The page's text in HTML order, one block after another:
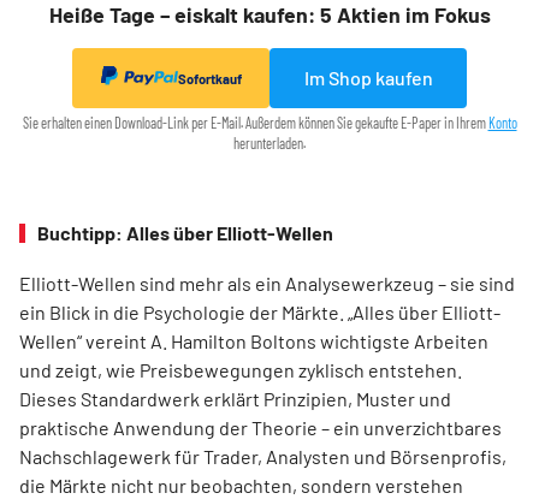
Heiße Tage – eiskalt kaufen: 5 Aktien im Fokus
Sofortkauf Im Shop kaufen
Sie erhalten einen Download-Link per E-Mail. Außerdem können Sie gekaufte E-Paper in Ihrem Konto
herunterladen.
Buchtipp: Alles über Elliott-Wellen
Elliott-Wellen sind mehr als ein Analysewerkzeug – sie sind
ein Blick in die Psychologie der Märkte. „Alles über Elliott-
Wellen“ vereint A. Hamilton Boltons wichtigste Arbeiten
und zeigt, wie Preisbewegungen zyklisch entstehen.
Dieses Standardwerk erklärt Prinzipien, Muster und
praktische Anwendung der Theorie – ein unverzichtbares
Nachschlagewerk für Trader, Analysten und Börsenprofis,
die Märkte nicht nur beobachten, sondern verstehen